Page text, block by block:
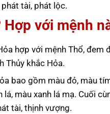
tài, phát lộc.
với mệnh
hợp với mệnh Thổ, đem
Thủy khắc Hỏa.
bao gồm màu đỏ, màu
màu xanh lá mạ. Cuối
tài, thịnh vượng.